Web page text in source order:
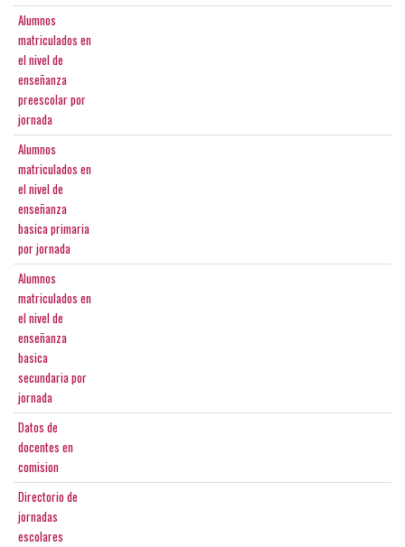
Alumnos
matriculados en
el nivel de
enseñanza
preescolar por
jornada
Alumnos
matriculados en
el nivel de
enseñanza
basica primaria
por jornada
Alumnos
matriculados en
el nivel de
enseñanza
basica
secundaria por
jornada
Datos de
docentes en
comision
Directorio de
jornadas
escolares